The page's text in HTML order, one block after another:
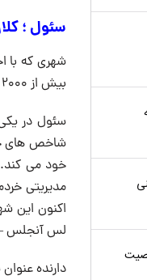
سئول ؛
بیش از ۲۰۰۰ سال که از سال ۱۹۴۸ پایتخت کره جنوبی بوده است.
سئول در
شاخص های
خود می کند.
مدیریتی
لس آنجلس
دارنده